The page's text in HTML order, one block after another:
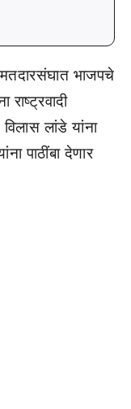
मतदारसंघात भाजपचे
लांडे यांना
पाठींबा देणार